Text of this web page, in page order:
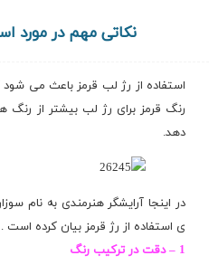
نکاتی مهم در مورد
استفاده از رژ لب قرمز باعث می
رنگ قرمز برای رژ لب بیشتر از
دهد.
در اینجا آرایشگر هنرمندی به نام
ی استفاده از رژ قرمز بیان کرده است .
1 – دقت در ترکیب رنگ